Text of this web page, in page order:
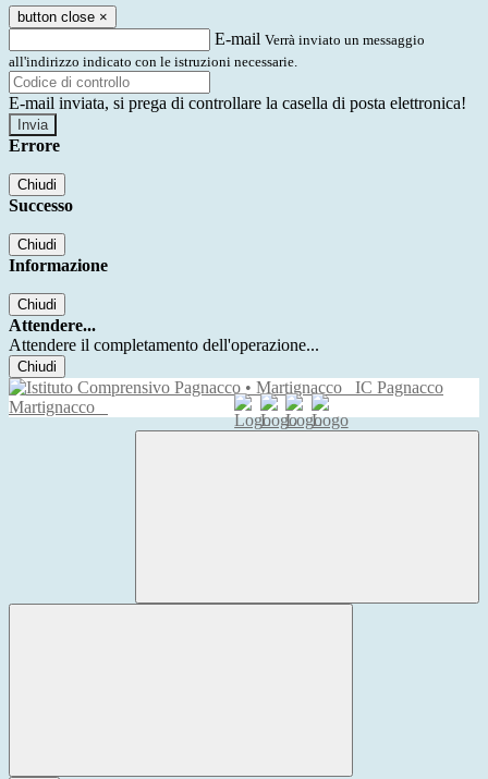
button close ×
E-mail Verrà inviato un messaggio
all'indirizzo indicato con le istruzioni necessarie.
E-mail inviata, si prega di controllare la casella di posta elettronica!
Errore
Chiudi
Successo
Chiudi
Informazione
Chiudi
Attendere...
Attendere il completamento dell'operazione...
Chiudi
IC Pagnacco
Martignacco